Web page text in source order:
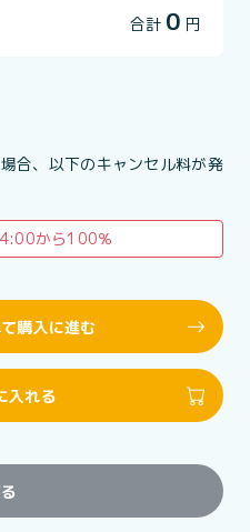
合計 0 円
合、以下のキャンセル料が発
から100％
購入に進む
入れる